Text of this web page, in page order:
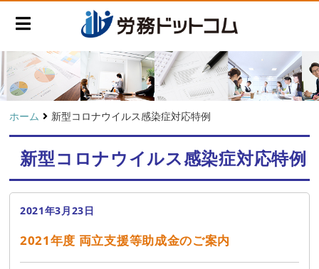
ホーム 新型コロナウイルス感染症対応特例
新型コロナウイルス感染症対応特例
2021年3月23日
2021年度 両立支援等助成金のご案内